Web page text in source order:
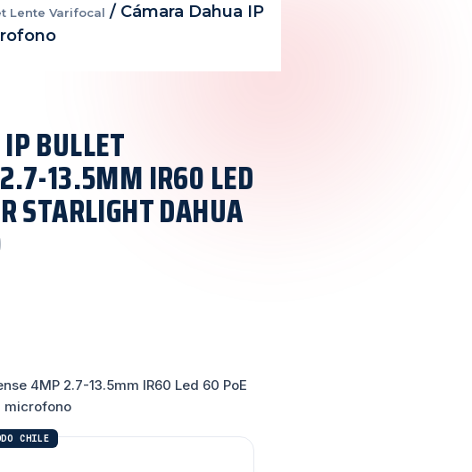
Lente Varifocal / Cámara Dahua IP
BULLET
13.5MM IR60 LED
STARLIGHT DAHUA
4MP 2.7-13.5mm IR60 Led 60 PoE
microfono